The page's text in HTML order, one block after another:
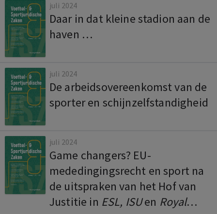
juli 2024
Daar in dat kleine stadion aan de
haven …
juli 2024
De arbeidsovereenkomst van de
sporter en schijnzelfstandigheid
juli 2024
Game changers? EU-
mededingingsrecht en sport na
de uitspraken van het Hof van
Justitie in ESL, ISUen Royal